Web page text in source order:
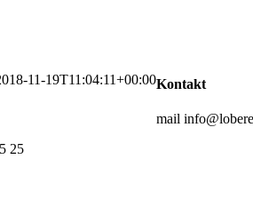
11-19T11:04:11+00:00Kontakt
mail
25